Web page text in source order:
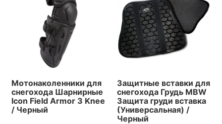
Мотонаколенники для
снегохода Шарнирные
Icon Field Armor 3 Knee
/ Черный
Защитные вставки для
снегохода Грудь MBW
Защита груди вставка
(Универсальная) /
Черный